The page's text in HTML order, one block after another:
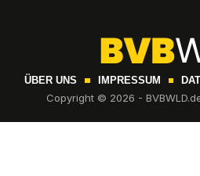
ÜBER UNS IMPRESSUM
Copyright © 2026 -